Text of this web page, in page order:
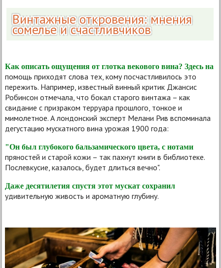
Винтажные откровения: мнения
сомелье и счастливчиков
Как описать ощущения от глотка векового вина? Здесь на
помощь приходят слова тех, кому посчастливилось это
пережить. Например, известный винный критик Джансис
Робинсон отмечала, что бокал старого винтажа – как
свидание с призраком терруара прошлого, тонкое и
мимолетное. А лондонский эксперт Мелани Рив вспоминала
дегустацию мускатного вина урожая 1900 года:
"Он был глубокого бальзамического цвета, с нотами
пряностей и старой кожи – так пахнут книги в библиотеке.
Послевкусие, казалось, будет длиться вечно".
Даже десятилетия спустя этот мускат сохранил
удивительную живость и ароматную глубину.